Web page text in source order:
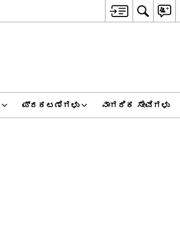
ಪ್ರಕಟಣೆಗಳು ನಾಗರಿಕ ಸೇವೆಗಳು